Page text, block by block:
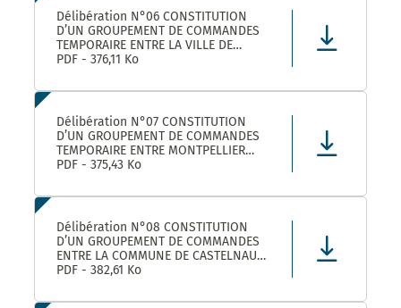
Délibération N°06 CONSTITUTION
D’UN GROUPEMENT DE COMMANDES
TEMPORAIRE ENTRE LA VILLE DE
MONTPELLIER, LA COMMUNE DE
AUTRES ACHETEURS PUBLICS POUR
ADMINISTRATIVES DE BUREAU –
ADHÉSION AU GROUPEMENT DE CO
PDF - 376,11 Ko
Délibération N°07 CONSTITUTION
D’UN GROUPEMENT DE COMMANDES
TEMPORAIRE ENTRE MONTPELLIER
MEDITERRANEE METROPOLE, LA VILLE
AUTRES ACHETEURS PUBLICS POUR LA
MATERIELS D’ENTRETIEN DES LOCAUX
– ADHÉS
PDF - 375,43 Ko
Délibération N°08 CONSTITUTION
D’UN GROUPEMENT DE COMMANDES
ENTRE LA COMMUNE DE CASTELNAU-
LE-LEZ, LE CENTRE COMMUNAL
LEZ ET SES ETABLISSEMENTS
PDF - 382,61 Ko